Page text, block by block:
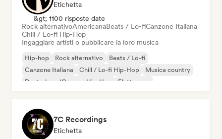
Etichetta
&gt; 1100 risposte date
Rock alternativoAmericanaBeats / Lo-fiCanzone Italiana
Chill / Lo-fi Hip-Hop
Ingaggiare artisti o pubblicare la loro musica
Hip-hop Rock alternativo
Beats / Lo-fi
Canzone Italiana
Chill / Lo-fi Hip-Hop
Musica country
Deutschrap/German Hip-Hop
Elettropop
7C Recordings
Etichetta